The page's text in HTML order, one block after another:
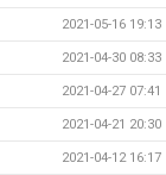
2021-05-16 19:13
2021-04-30 08:33
2021-04-27 07:41
2021-04-21 20:30
2021-04-12 16:17